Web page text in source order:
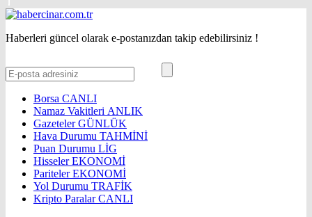
Haberleri güncel olarak e-postanızdan takip edebilirsiniz !
Borsa CANLI
Namaz Vakitleri ANLIK
GazetelerGÜNLÜK
Hava Durumu TAHMİNİ
Puan Durumu LİG
HisselerEKONOMİ
ParitelerEKONOMİ
Yol Durumu TRAFİK
Kripto ParalarCANLI